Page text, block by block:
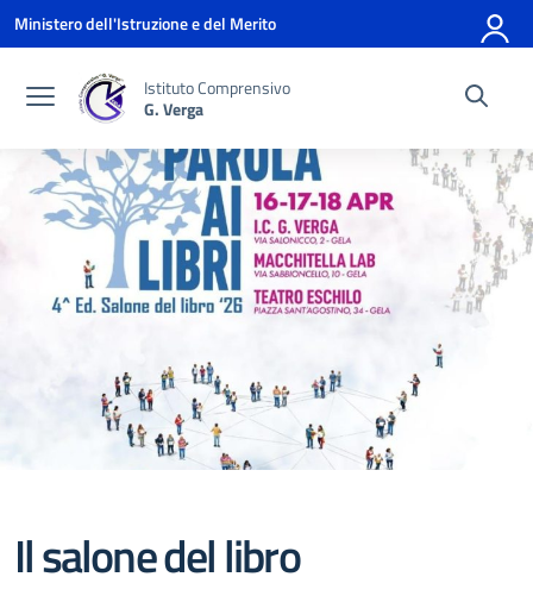
Vai ai contenuti
Vai al menu di navigazione
Vai al footer
Ministero dell'Istruzione e del Merito
Istituto Comprensivo
G. Verga
Il salone del libro